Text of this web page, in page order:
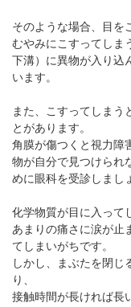
そのような場合、目を
むやみにこすってしま
下溝）に異物が入り込
います。
また、こすってしまう
とがあります。
角膜が傷つくと視力障
物が自分で見つけられ
めに眼科を受診しまし
化学物質が目に入って
あまりの痛さに涙が止
てしまいがちです。
しかし、まぶたを閉じ
り、
接触時間が長ければ長